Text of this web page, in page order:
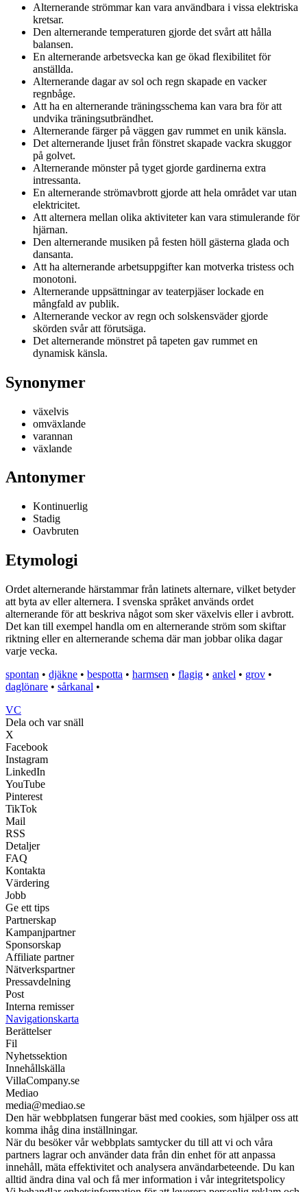
Alternerande strömmar kan vara användbara i vissa elektriska
kretsar.
Den alternerande temperaturen gjorde det svårt att hålla
balansen.
En alternerande arbetsvecka kan ge ökad flexibilitet för
anställda.
Alternerande dagar av sol och regn skapade en vacker
regnbåge.
Att ha en alternerande träningsschema kan vara bra för att
undvika träningsutbrändhet.
Alternerande färger på väggen gav rummet en unik känsla.
Det alternerande ljuset från fönstret skapade vackra skuggor
på golvet.
Alternerande mönster på tyget gjorde gardinerna extra
intressanta.
En alternerande strömavbrott gjorde att hela området var utan
elektricitet.
Att alternera mellan olika aktiviteter kan vara stimulerande för
hjärnan.
Den alternerande musiken på festen höll gästerna glada och
dansanta.
Att ha alternerande arbetsuppgifter kan motverka tristess och
monotoni.
Alternerande uppsättningar av teaterpjäser lockade en
mångfald av publik.
Alternerande veckor av regn och solskensväder gjorde
skörden svår att förutsäga.
Det alternerande mönstret på tapeten gav rummet en
dynamisk känsla.
Synonymer
växelvis
omväxlande
varannan
växlande
Antonymer
Kontinuerlig
Stadig
Oavbruten
Etymologi
Ordet alternerande härstammar från latinets alternare, vilket betyder
att byta av eller alternera. I svenska språket används ordet
alternerande för att beskriva något som sker växelvis eller i avbrott.
Det kan till exempel handla om en alternerande ström som skiftar
riktning eller en alternerande schema där man jobbar olika dagar
varje vecka.
spontan • djäkne • bespotta • harmsen • flagig • ankel • grov •
daglönare • sårkanal •
VC
Dela och var snäll
X
Facebook
Instagram
LinkedIn
YouTube
Pinterest
TikTok
Mail
RSS
Detaljer
FAQ
Kontakta
Värdering
Jobb
Ge ett tips
Partnerskap
Kampanjpartner
Sponsorskap
Affiliate partner
Nätverkspartner
Pressavdelning
Post
Interna remisser
Navigationskarta
Berättelser
Fil
Nyhetssektion
Innehållskälla
VillaCompany.se
Mediao
media@mediao.se
Den här webbplatsen fungerar bäst med cookies, som hjälper oss att
komma ihåg dina inställningar.
När du besöker vår webbplats samtycker du till att vi och våra
partners lagrar och använder data från din enhet för att anpassa
innehåll, mäta effektivitet och analysera användarbeteende. Du kan
alltid ändra dina val och få mer information i vår integritetspolicy